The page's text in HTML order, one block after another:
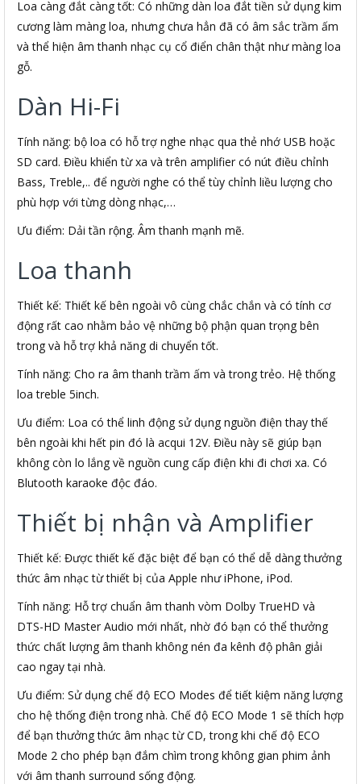
Loa càng đắt càng tốt: Có những dàn loa đắt tiền sử dụng kim
cương làm màng loa, nhưng chưa hẳn đã có âm sắc trầm ấm
và thể hiện âm thanh nhạc cụ cổ điển chân thật như màng loa
gỗ.
Dàn Hi-Fi
Tính năng: bộ loa có hỗ trợ nghe nhạc qua thẻ nhớ USB hoặc
SD card. Điều khiển từ xa và trên amplifier có nút điều chỉnh
Bass, Treble,.. để người nghe có thể tùy chỉnh liều lượng cho
phù hợp với từng dòng nhạc,…
Ưu điểm: Dải tần rộng. Âm thanh mạnh mẽ.
Loa thanh
Thiết kế: Thiết kế bên ngoài vô cùng chắc chắn và có tính cơ
động rất cao nhằm bảo vệ những bộ phận quan trọng bên
trong và hỗ trợ khả năng di chuyển tốt.
Tính năng: Cho ra âm thanh trầm ấm và trong trẻo. Hệ thống
loa treble 5inch.
Ưu điểm: Loa có thể linh động sử dụng nguồn điện thay thế
bên ngoài khi hết pin đó là acqui 12V. Điều này sẽ giúp bạn
không còn lo lắng về nguồn cung cấp điện khi đi chơi xa. Có
Blutooth karaoke độc đáo.
Thiết bị nhận và Amplifier
Thiết kế: Được thiết kế đặc biệt để bạn có thể dễ dàng thưởng
thức âm nhạc từ thiết bị của Apple như iPhone, iPod.
Tính năng: Hỗ trợ chuẩn âm thanh vòm Dolby TrueHD và
DTS-HD Master Audio mới nhất, nhờ đó bạn có thể thưởng
thức chất lượng âm thanh không nén đa kênh độ phân giải
cao ngay tại nhà.
Ưu điểm: Sử dụng chế độ ECO Modes để tiết kiệm năng lượng
cho hệ thống điện trong nhà. Chế độ ECO Mode 1 sẽ thích hợp
để bạn thưởng thức âm nhạc từ CD, trong khi chế độ ECO
Mode 2 cho phép bạn đắm chìm trong không gian phim ảnh
với âm thanh surround sống động.